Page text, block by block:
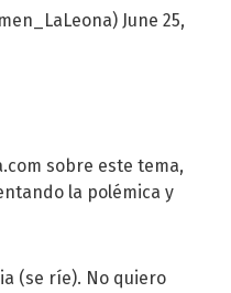
June 25,
sobre este tema,
la polémica y
(se ríe). No quiero